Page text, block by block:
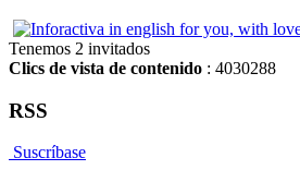
Tenemos 2 invitados
Clics de vista de contenido : 4030288
RSS
Suscríbase